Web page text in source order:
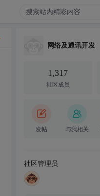
网络及通讯开发
1,317
社区成员
发帖 与我相关
社区管理员